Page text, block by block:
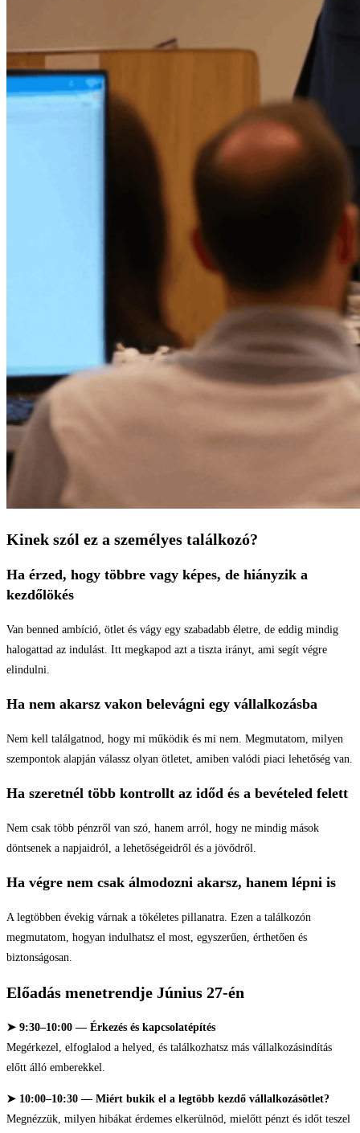
Kinek szól ez a személyes találkozó?
Ha érzed, hogy többre vagy képes, de hiányzik a
kezdőlökés
Van benned ambíció, ötlet és vágy egy szabadabb életre, de eddig mindig
halogattad az indulást. Itt megkapod azt a tiszta irányt, ami segít végre
elindulni.
Ha nem akarsz vakon belevágni egy vállalkozásba
Nem kell találgatnod, hogy mi működik és mi nem. Megmutatom, milyen
szempontok alapján válassz olyan ötletet, amiben valódi piaci lehetőség van.
Ha szeretnél több kontrollt az időd és a bevételed felett
Nem csak több pénzről van szó, hanem arról, hogy ne mindig mások
döntsenek a napjaidról, a lehetőségeidről és a jövődről.
Ha végre nem csak álmodozni akarsz, hanem lépni is
A legtöbben évekig várnak a tökéletes pillanatra. Ezen a találkozón
megmutatom, hogyan indulhatsz el most, egyszerűen, érthetően és
biztonságosan.
Előadás menetrendje Június 27-én
➤ 9:30–10:00 — Érkezés és kapcsolatépítés
Megérkezel, elfoglalod a helyed, és találkozhatsz más vállalkozásindítás
előtt álló emberekkel.
➤ 10:00–10:30 — Miért bukik el a legtöbb kezdő vállalkozásötlet?
Megnézzük, milyen hibákat érdemes elkerülnöd, mielőtt pénzt és időt teszel